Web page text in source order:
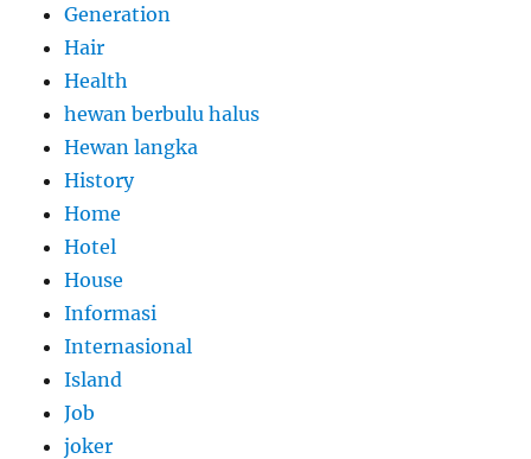
Generation
Hair
Health
hewan berbulu halus
Hewan langka
History
Home
Hotel
House
Informasi
Internasional
Island
Job
joker